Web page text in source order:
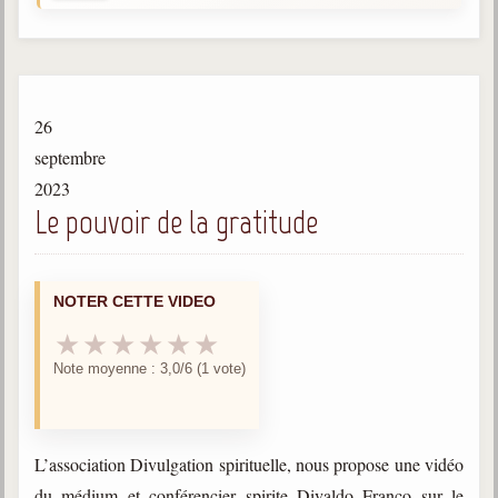
Divaldo Franco
Bibliothèque
Bibliothèque spirite
Documents
Newsletters
26
septembre
2023
Le pouvoir de la gratitude
NOTER CETTE VIDEO
★ ★ ★ ★ ★ ★
Note moyenne : 3,0/6 (1 vote)
L’association Divulgation spirituelle, nous propose une vidéo